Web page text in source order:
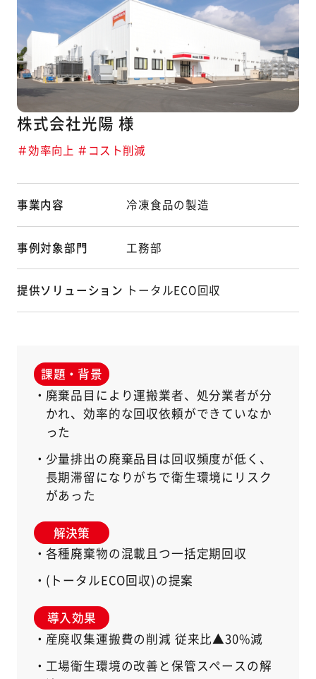
株式会社光陽 様
＃効率向上 ＃コスト削減
事業内容 冷凍食品の製造
事例対象部門 工務部
提供ソリューション トータルECO回収
課題・背景
廃棄品目により運搬業者、処分業者が分
かれ、効率的な回収依頼ができていなか
った
少量排出の廃棄品目は回収頻度が低く、
長期滞留になりがちで衛生環境にリスク
があった
解決策
各種廃棄物の混載且つ一括定期回収
(トータルECO回収)の提案
導入効果
産廃収集運搬費の削減 従来比▲30%減
工場衛生環境の改善と保管スペースの解